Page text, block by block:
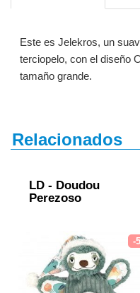
Este es Jelekros, un
terciopelo, con el diseño
tamaño grande.
Relacionados
LD - Doudou
Perezoso
-